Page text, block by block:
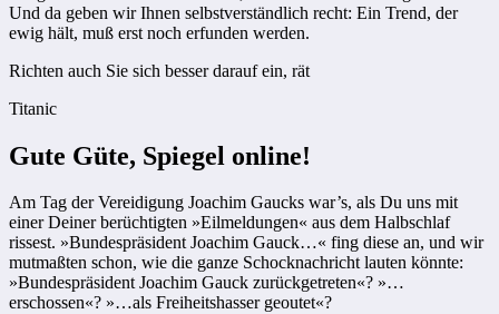
Und da geben wir Ihnen selbstverständlich recht: Ein Trend, der
ewig hält, muß erst noch erfunden werden.
Richten auch Sie sich besser darauf ein, rät
Titanic
Gute Güte, Spiegel online!
Am Tag der Vereidigung Joachim Gaucks war’s, als Du uns mit
einer Deiner berüchtigten »Eilmeldungen« aus dem Halbschlaf
rissest. »Bundespräsident Joachim Gauck…« fing diese an, und wir
mutmaßten schon, wie die ganze Schocknachricht lauten könnte:
»Bundespräsident Joachim Gauck zurückgetreten«? »…
erschossen«? »…als Freiheitshasser geoutet«?